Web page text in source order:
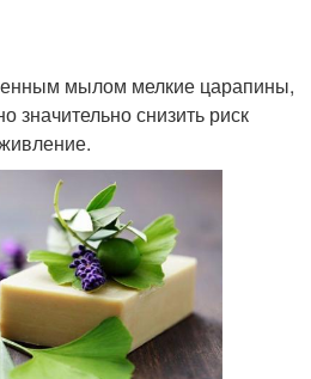
мылом мелкие царапины,
значительно снизить риск